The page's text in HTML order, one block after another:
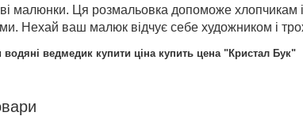
малюнки. Ця розмальовка допоможе
Нехай ваш малюк відчує себе художником і
ведмедик купити ціна купить цена "Кристал Бук"